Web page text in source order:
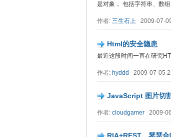
是对象， 包括字符串、数
作者: 三生石上 2009-07-
Html的安全隐患
最近这段时间一直在研究
作者: hyddd 2009-07-05
JavaScript 图片切
作者: cloudgamer 2009-